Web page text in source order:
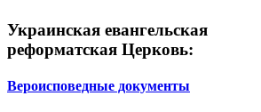
Украинская евангельская
реформатская Церковь:
Вероисповедные документы